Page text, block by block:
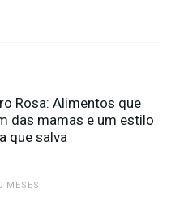
Rosa: Alimentos que
das mamas e um estilo
que salva
MESES